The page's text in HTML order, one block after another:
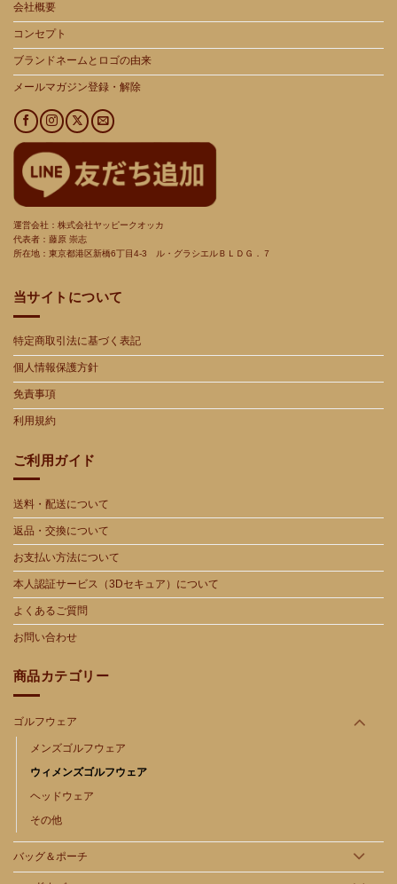
会社概要
コンセプト
ブランドネームとロゴの由来
メールマガジン登録・解除
運営会社：株式会社ヤッピークオッカ
代表者：藤原 崇志
所在地：東京都港区新橋6丁目4-3 ル・グラシエルＢＬＤＧ．７
当サイトについて
特定商取引法に基づく表記
個人情報保護方針
免責事項
利用規約
ご利用ガイド
送料・配送について
返品・交換について
お支払い方法について
本人認証サービス（3Dセキュア）について
よくあるご質問
お問い合わせ
商品カテゴリー
ゴルフウェア
メンズゴルフウェア
ウィメンズゴルフウェア
ヘッドウェア
その他
バッグ＆ポーチ